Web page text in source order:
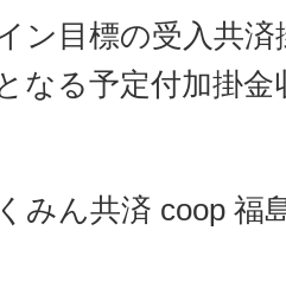
ン目標の受入共済
なる予定付加掛
済 coop 福島推